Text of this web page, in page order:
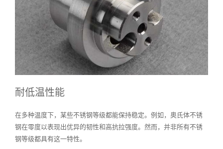
耐低温性能
在多种温度下，某些不锈钢等级都能保持稳定。例如，奥氏体不锈
钢在零度以表现出优异的韧性和高抗拉强度。然而，并非所有不锈
钢等级都具有这一特性。